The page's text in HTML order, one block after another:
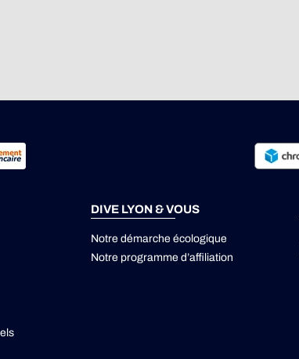
DIVE LYON & VOUS
Notre démarche écologique
Notre programme d’affiliation